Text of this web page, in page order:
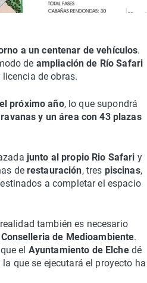
a un centenar de vehículos.
de ampliación de Río Safari
licencia de obras.
próximo año, lo que supondrá
y un área con 43 plazas
junto al propio Rio Safari y
de restauración, tres piscinas,
a completar el espacio
también es necesario
Conselleria de Medioambiente.
el Ayuntamiento de Elchedé
que se ejecutará el proyecto ha